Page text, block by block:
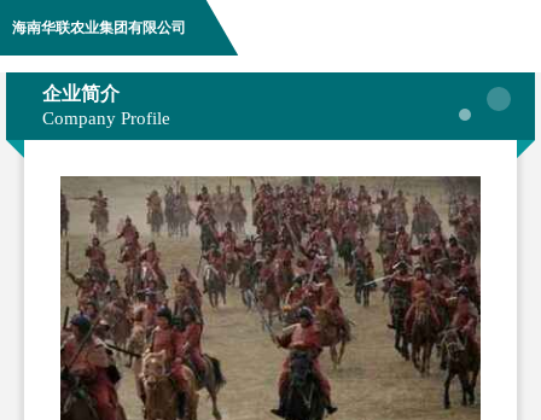
海南华联农业集团有限公司
企业简介
Company Profile